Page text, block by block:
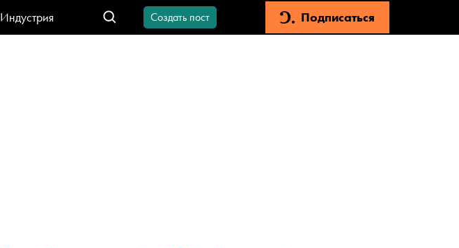
Индустрия
Создать пост Подписаться